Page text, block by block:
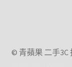
© 青蘋果 二手3C